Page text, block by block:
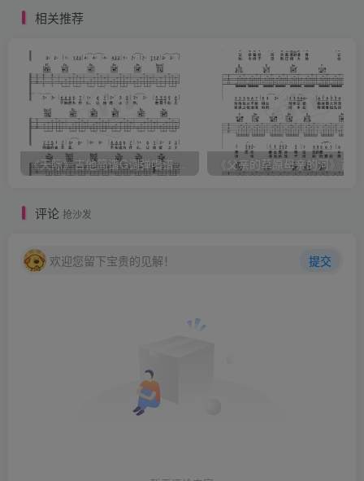
相关推荐
《天际》吉他简谱G调弹唱谱（姜玉阳）
评论 抢沙发
欢迎您留下宝贵的见解！ 提交